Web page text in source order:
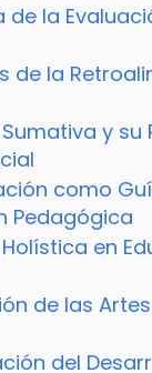
la
de la
y su
como
Pedagógica
en
de las
del